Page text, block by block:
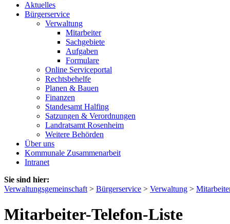
Aktuelles
Bürgerservice
Verwaltung
Mitarbeiter
Sachgebiete
Aufgaben
Formulare
Online Serviceportal
Rechtsbehelfe
Planen & Bauen
Finanzen
Standesamt Halfing
Satzungen & Verordnungen
Landratsamt Rosenheim
Weitere Behörden
Über uns
Kommunale Zusammenarbeit
Intranet
Sie sind hier:
Verwaltungsgemeinschaft > Bürgerservice > Verwaltung >
Mitarbeiter-Telefon-Liste